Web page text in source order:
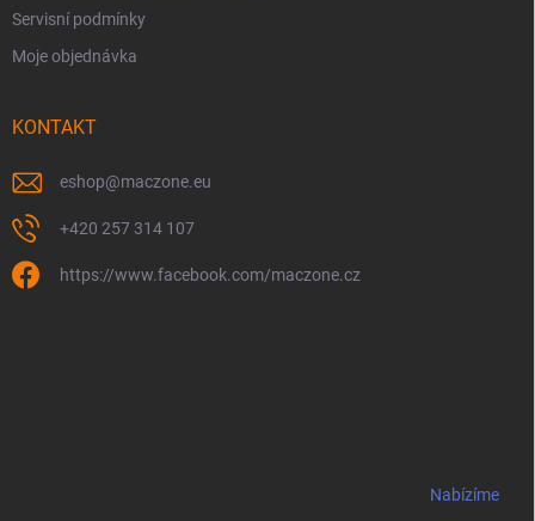
Servisní podmínky
Moje objednávka
KONTAKT
eshop@maczone.eu
+420 257 314 107
https://www.facebook.com/maczone.cz
Nabízíme